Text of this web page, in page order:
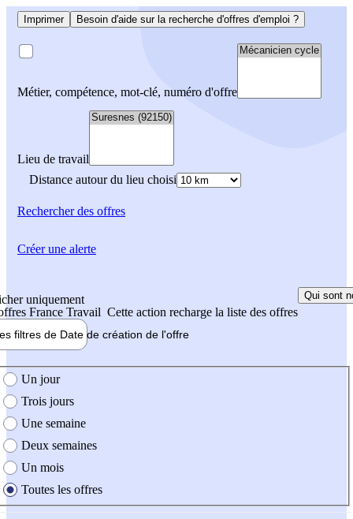
Imprimer Besoin d'aide sur la recherche d'offres d'emploi ?
Métier, compétence, mot-clé, numéro d'offre
Lieu de travail
Distance autour du lieu choisi
Rechercherdes offres
uniquement
France Travail Cette action recharge la liste des offres
Qui sont
filtres de Date de création de l'offre
création de l'offre
Un jour
Trois jours
Une semaine
Deux semaines
Un mois
Toutes les offres
Créer une alerte